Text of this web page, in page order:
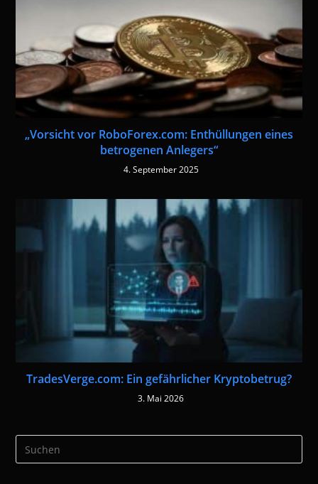
„Vorsicht vor RoboForex.com: Enthüllungen eines
betrogenen Anlegers“
4. September 2025
TradesVerge.com: Ein gefährlicher Kryptobetrug?
3. Mai 2026